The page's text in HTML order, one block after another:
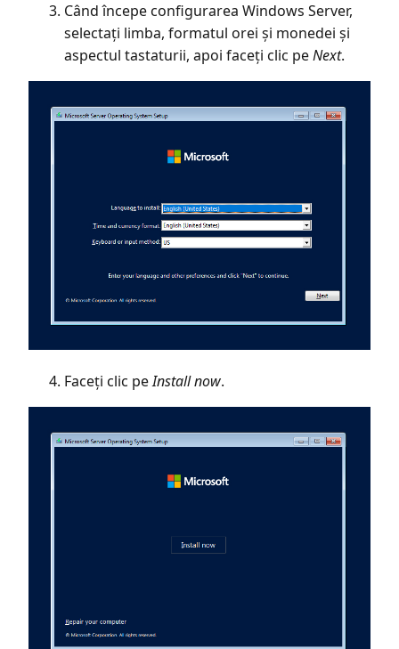
Când începe configurarea Windows Server,
selectați limba, formatul orei și monedei și
aspectul tastaturii, apoi faceți clic peNext.
Faceți clic peInstall now.